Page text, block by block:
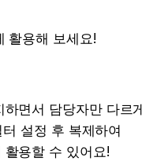
활용해 보세요!
면서 담당자만 다르
설정 후 복제하여
활용할 수 있어요!